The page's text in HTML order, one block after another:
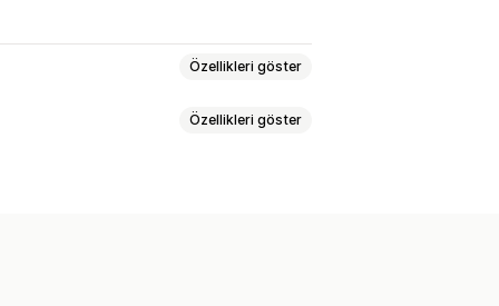
Özellikleri göster
Özellikleri göster